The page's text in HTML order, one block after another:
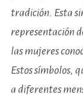
tradición. Esta
representación
las mujeres
Estos símbolos,
a diferentes